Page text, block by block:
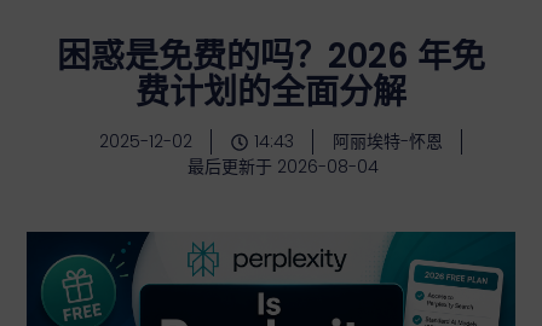
困惑是免费的吗？2026 年免
费计划的全面分解
2025-12-02 14:43
阿丽埃特-怀恩
最后更新于 2026-08-04